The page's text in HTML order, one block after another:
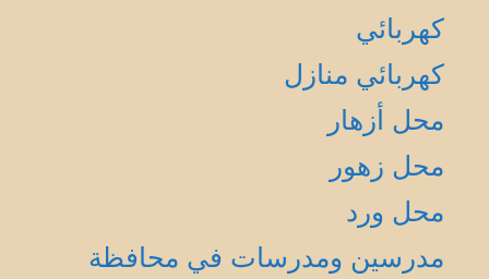
كهربائي
كهربائي منازل
محل أزهار
محل زهور
محل ورد
مدرسين ومدرسات في محافظة